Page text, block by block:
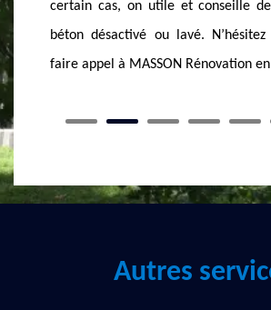
des ouvrages en
N’hésitez surtout pas à
en cas de besoin.
assurer la
qualitatif.
Autres